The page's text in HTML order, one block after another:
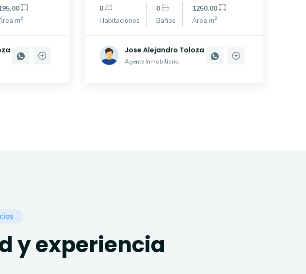
m2
0
Habitaciones
0
Baños
1250.00
Área m2
Jose Alejandro Toloza
Agente Inmobiliario
y experiencia